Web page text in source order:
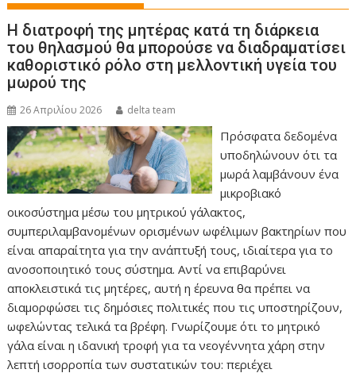
Η διατροφή της μητέρας κατά τη διάρκεια
του θηλασμού θα μπορούσε να διαδραματίσει
καθοριστικό ρόλο στη μελλοντική υγεία του
μωρού της
26 Απριλίου 2026 delta team
Πρόσφατα δεδομένα
υποδηλώνουν ότι τα
μωρά λαμβάνουν ένα
μικροβιακό
οικοσύστημα μέσω του μητρικού γάλακτος,
συμπεριλαμβανομένων ορισμένων ωφέλιμων βακτηρίων που
είναι απαραίτητα για την ανάπτυξή τους, ιδιαίτερα για το
ανοσοποιητικό τους σύστημα. Αντί να επιβαρύνει
αποκλειστικά τις μητέρες, αυτή η έρευνα θα πρέπει να
διαμορφώσει τις δημόσιες πολιτικές που τις υποστηρίζουν,
ωφελώντας τελικά τα βρέφη. Γνωρίζουμε ότι το μητρικό
γάλα είναι η ιδανική τροφή για τα νεογέννητα χάρη στην
λεπτή ισορροπία των συστατικών του: περιέχει